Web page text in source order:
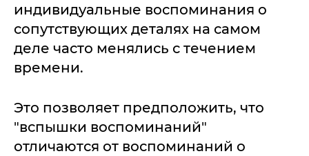
индивидуальные воспоминания о
сопутствующих деталях на самом
деле часто менялись с течением
времени.
Это позволяет предположить, что
"вспышки воспоминаний"
отличаются от воспоминаний о